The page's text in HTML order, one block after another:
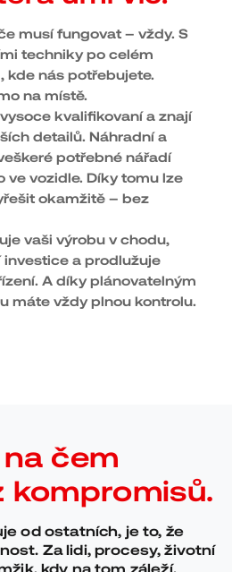
musí fungovat – vždy. S
techniky po celém
kde nás potřebujete.
na místě.
kvalifikovaní a znají
detailů. Náhradní a
potřebné nářadí
ve vozidle. Díky tomu lze
okamžitě – bez
vaši výrobu v chodu,
a prodlužuje
A díky plánovatelným
máte vždy plnou kontrolu.
čem
kompromisů.
od ostatních, je to, že
Za lidi, procesy, životní